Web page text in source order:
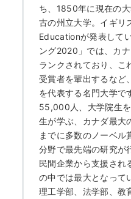
ち、1850年に現在の
古の州立大学。イギ
Educationが発表して
ング2020」では、カ
ランクされており、こ
受賞者を輩出するなど
を代表する名門大学で
55,000人、大学院生
生が学ぶ、カナダ最大
までに多数のノーベル
分野で最先端の研究が
民間企業から支援され
の中では最大となって
理工学部、法学部、教